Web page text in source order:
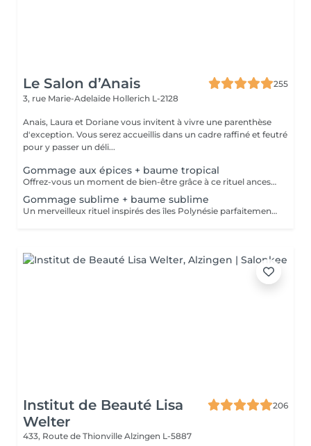
Le Salon d’Anais
255
3, rue Marie-Adelaïde Hollerich L-2128
Anais, Laura et Doriane vous invitent à vivre une parenthèse
d'exception. Vous serez accueillis dans un cadre raffiné et feutré
pour y passer un déli...
Gommage aux épices + baume tropical
Offrez-vous un moment de bien-être grâce à ce rituel ancestral inspiré des recettes de beauté et soins de l'île de Java. Laissez-vous transporter par les délicates senteurs de ce soin énergisant à base d'épices et de sels de mer, et retrouvez une douce et satiné.
Gommage sublime + baume sublime
Un merveilleux rituel inspirés des îles Polynésie parfaitement adapté aux peaux même les plus sensibles. Cette préparation traditionnelle de Monoï, à base de fleurs de Tiaré macérées, de sucre, de poudre de noix de coco et de fruits de Noni, régénère la peau et éveille l'esprit.
Institut de Beauté Lisa
Welter
206
433, Route de Thionville Alzingen L-5887